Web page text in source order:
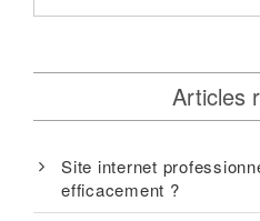
Articles
Site internet
efficacement ?